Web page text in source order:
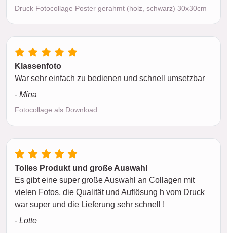
Druck Fotocollage Poster gerahmt (holz, schwarz) 30x30cm
Klassenfoto
War sehr einfach zu bedienen und schnell umsetzbar
- Mina
Fotocollage als Download
Tolles Produkt und große Auswahl
Es gibt eine super große Auswahl an Collagen mit
vielen Fotos, die Qualität und Auflösung h vom Druck
war super und die Lieferung sehr schnell !
- Lotte